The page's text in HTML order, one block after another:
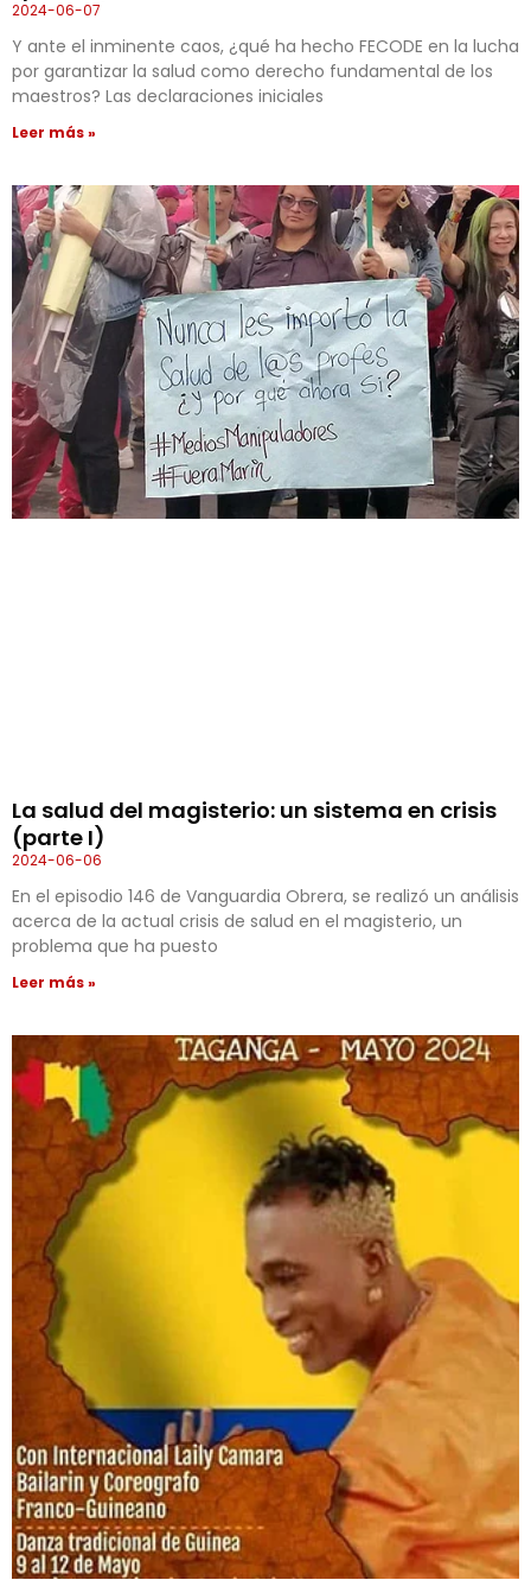
2024-06-07
Y ante el inminente caos, ¿qué ha hecho FECODE en la lucha
por garantizar la salud como derecho fundamental de los
maestros? Las declaraciones iniciales
Leer más »
La salud del magisterio: un sistema en crisis
(parte I)
2024-06-06
En el episodio 146 de Vanguardia Obrera, se realizó un análisis
acerca de la actual crisis de salud en el magisterio, un
problema que ha puesto
Leer más »